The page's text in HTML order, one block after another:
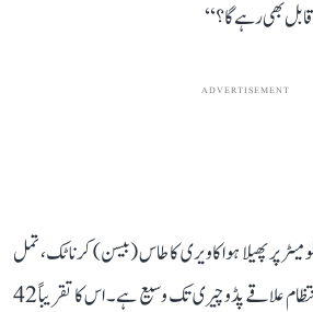
بھی رہے گا؟‘‘
ADVERTISEMENT
155 مربع کلومیٹر پر پھیلا ہوا کاویری کا طاس (بیسن) کرناٹک، تمل
ناڈو، کیرالہ اور مرکز کے زیر انتظام علاقے پڈوچیری تک وسیع ہے۔ اس کا تقریباً 42